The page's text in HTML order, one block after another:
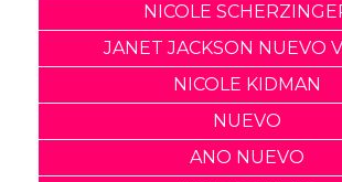
NICOLE
JANET JACKSON NUEVO
NICOLE KIDMAN
NUEVO
ANO NUEVO